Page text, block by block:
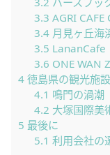
3.3 AGRI CAFE
3.4月見ヶ丘海
3.5 LananCafe
3.6 ONE WAN
4 徳島県の観光施設
4.1 鳴門の渦潮
4.2 大塚国際美
5 最後に
5.1 利用会社の